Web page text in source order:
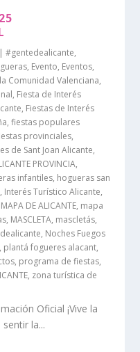
|#gentedealicante,
, Evento, Eventos,
Comunidad Valenciana,
, Fiesta de Interés
, Fiestas de Interés
,fiestas populares
provinciales,
de Sant Joan Alicante,
PROVINCIA,
infantiles, hogueras san
, Interés Turístico Alicante,
MAPA DE ALICANTE, mapa
, MASCLETA, mascletás,
, Noches Fuegos
, plantá fogueres alacant,
, programa de fiestas,
, zona turística de
Oficial ¡Vive la
la...